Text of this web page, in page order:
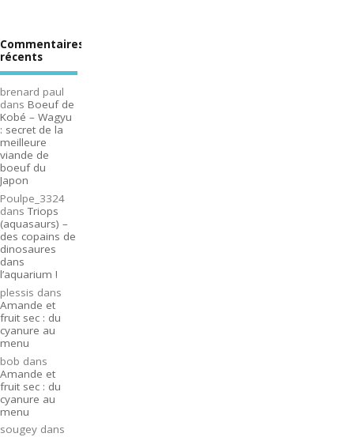
Commentaires
récents
brenard paul
dans Boeuf de
Kobé – Wagyu
: secret de la
meilleure
viande de
boeuf du
Japon
Poulpe_3324
dansTriops
(aquasaurs) –
des copains de
dinosaures
dans
l’aquarium !
plessis dans
Amande et
fruit sec : du
cyanure au
menu
bob dans
Amande et
fruit sec : du
cyanure au
menu
sougey dans